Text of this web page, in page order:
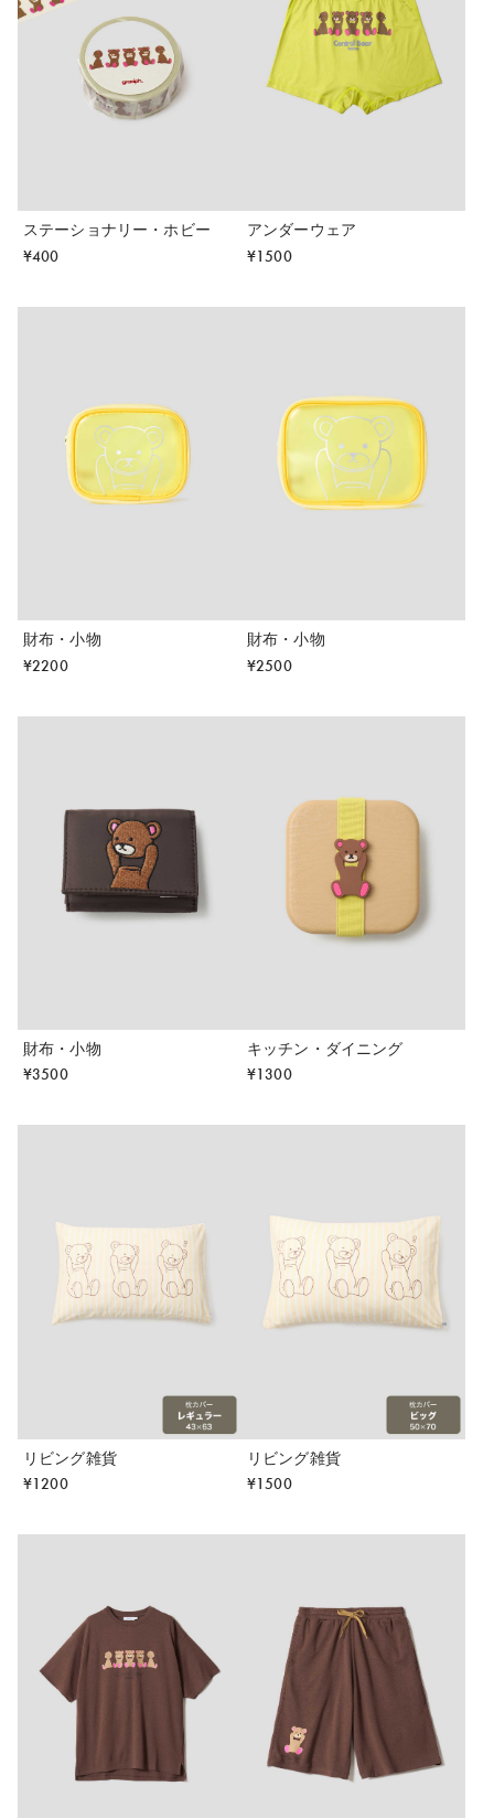
ステーショナリー・ホビー
¥400
アンダーウェア
¥1500
財布・小物
¥2200
財布・小物
¥2500
財布・小物
¥3500
キッチン・ダイニング
¥1300
リビング雑貨
¥1200
リビング雑貨
¥1500